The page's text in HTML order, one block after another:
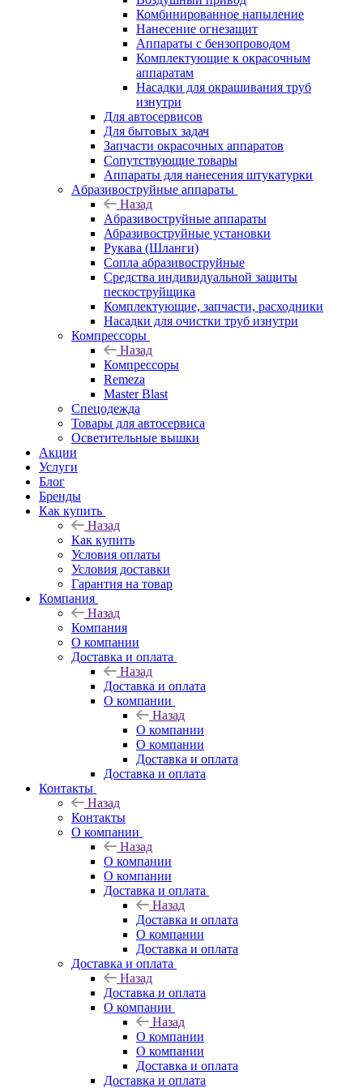
Комбинированное напыление
Нанесение огнезащит
Аппараты с бензопроводом
Комплектующие к окрасочным
аппаратам
Насадки для окрашивания труб
изнутри
Для автосервисов
Для бытовых задач
Запчасти окрасочных аппаратов
Сопутствующие товары
Аппараты для нанесения штукатурки
Aбразивоструйные аппараты
Назад
Aбразивоструйные аппараты
Абразивоструйные установки
Рукава (Шланги)
Сопла абразивоструйные
Средства индивидуальной защиты
пескоструйщика
Комплектующие, запчасти, расходники
Насадки для очистки труб изнутри
Компрессоры
Назад
Компрессоры
Remeza
Master Blast
Спецодежда
Товары для автосервиса
Осветительные вышки
Акции
Услуги
Блог
Бренды
Как купить
Назад
Как купить
Условия оплаты
Условия доставки
Гарантия на товар
Компания
Назад
Компания
О компании
Доставка и оплата
Назад
Доставка и оплата
О компании
Назад
О компании
О компании
Доставка и оплата
Доставка и оплата
Контакты
Назад
Контакты
О компании
Назад
О компании
О компании
Доставка и оплата
Назад
Доставка и оплата
О компании
Доставка и оплата
Доставка и оплата
Назад
Доставка и оплата
О компании
Назад
О компании
О компании
Доставка и оплата
Доставка и оплата